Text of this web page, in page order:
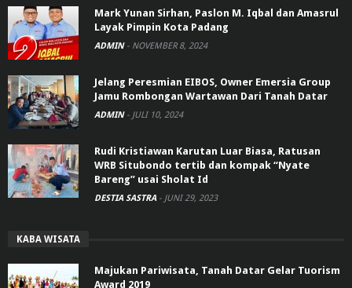
Mark Yunan Sirhan, Paslon M. Iqbal dan Amasrul
Layak Pimpin Kota Padang
ADMIN - NOVEMBER 8, 2024
Jelang Peresmian EIBOS, Owner Emersia Group
Jamu Rombongan Wartawan Dari Tanah Datar
ADMIN - JULI 10, 2024
Rudi Kristiawan Karutan Luar Biasa, Ratusan
WRB Situbondo tertib dan kompak “Nyate
Bareng” usai Sholat Id
DESTIA SASTRA - JUNI 29, 2023
KABA WISATA
Majukan Pariwisata, Tanah Datar Gelar Tuorism
Award 2019